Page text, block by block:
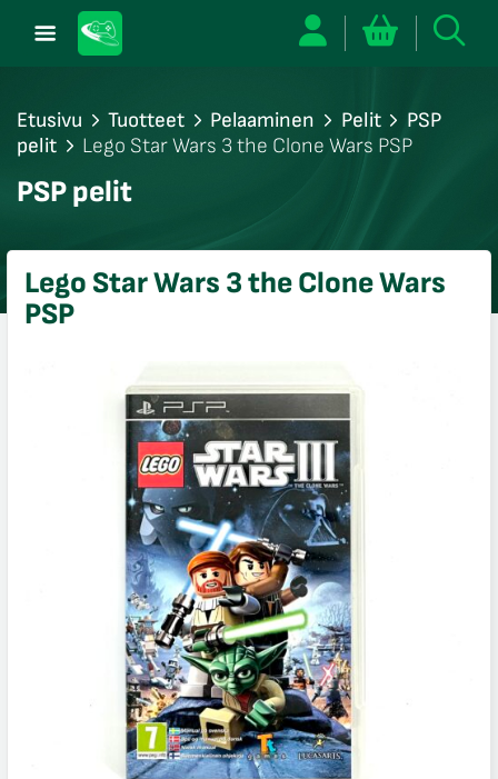
Etusivu Tuotteet Pelaaminen Pelit
PSP
pelit
Lego Star Wars 3 the Clone Wars PSP
PSP pelit
Lego Star Wars 3 the Clone Wars
PSP
sulje
sulje